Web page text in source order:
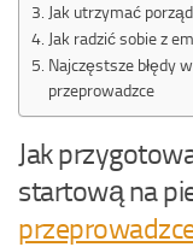
Jak utrzymać
Jak radzić sobie z
Najczęstsze błędy
przeprowadzce
Jak
startową na